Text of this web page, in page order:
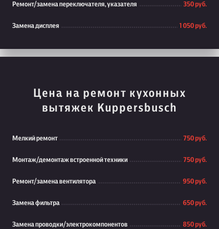
Ремонт/замена переключателя, указателя 350 руб.
Замена дисплея 1 050 руб.
Цена на ремонт кухонных
вытяжек Kuppersbusch
Мелкий ремонт 750 руб.
Монтаж/демонтаж встроенной техники 750 руб.
Ремонт/замена вентилятора 950 руб.
Замена фильтра 650 руб.
Замена проводки/электрокомпонентов 850 руб.